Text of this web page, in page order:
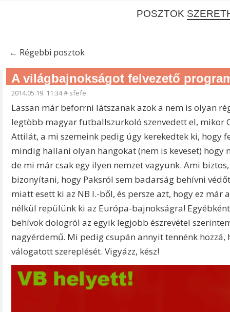
POSZTOK
← Régebbi posztok
A világbajnokságot felvezető
2014.05.19. 11:34# sfefe
Lassan már beforrni látszanak azok a nem is olyan
legtöbb magyar futballszurkoló szenvedett el, mikor
Attilát, a mi szemeink pedig úgy kerekedtek ki, hogy
mindig hallani olyan hangokat (nem is keveset) hogy
de mi már csak egy ilyen nemzet vagyunk. Ami
bizonyítani, hogy Paksról sem badarság behívni
miatt esett ki az NB I.-ből, és persze azt, hogy ez
nélkül repülünk ki az Európa-bajnokságra!
behívok dologról az egyik legjobb észrevétel
nagyérdemű. Mi pedig csupán annyit tennénk
válogatott szereplését. Vigyázz, kész!